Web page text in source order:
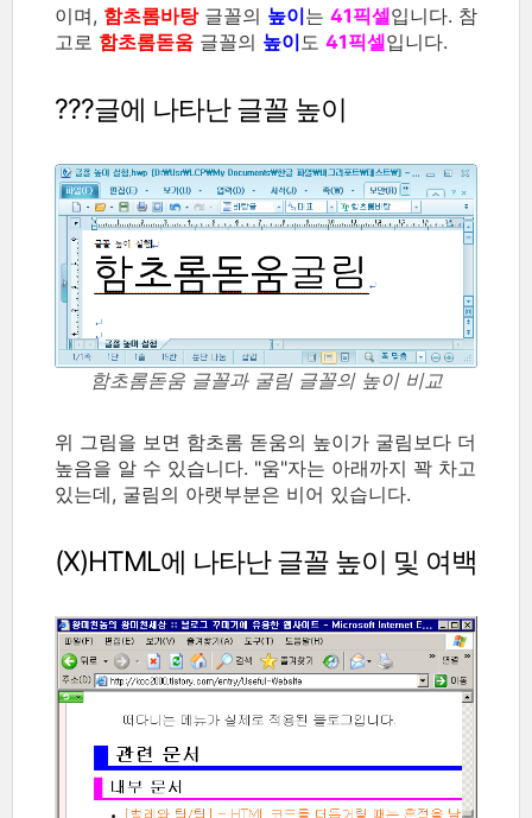
이며, 함초롬바탕글꼴의 높이는 41픽셀입니다. 참
고로 함초롬돋움 글꼴의 높이도 41픽셀입니다.
???글에 나타난 글꼴 높이
함초롬돋움 글꼴과 굴림 글꼴의 높이 비교
위 그림을 보면 함초롬 돋움의 높이가 굴림보다 더
높음을 알 수 있습니다. "움"자는 아래까지 꽉 차고
있는데, 굴림의 아랫부분은 비어 있습니다.
(X)HTML에 나타난 글꼴 높이 및 여백